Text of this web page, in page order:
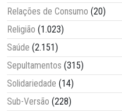
Relações de Consumo (20)
Religião (1.023)
Saúde (2.151)
Sepultamentos (315)
Solidariedade (14)
Sub-Versão (228)